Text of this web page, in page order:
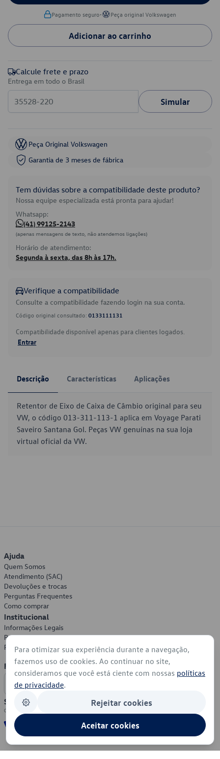
Pagamento seguro• Peça original Volkswagen
Adicionar ao carrinho
Calcule frete e prazo
Entrega em todo o Brasil
Simular
Peça Original Volkswagen
Garantia de 3 meses de fábrica
Tem dúvidas sobre a compatibilidade deste produto?
Nossa equipe especializada está pronta para ajudar!
Whatsapp:
(41) 99125-2143
(apenas mensagens de texto, não atendemos ligações)
Horário de atendimento:
Segunda à sexta, das 8h às 17h.
Verifique a compatibilidade
Consulte a compatibilidade fazendo login na sua conta.
Código original consultado: 0133111131
Compatibilidade disponível apenas para clientes logados.
Entrar
Descrição Características Aplicações
Retentor de Eixo de Caixa de Câmbio original para seu
VW, o código 013-311-113-1 aplica em Voyage Parati
Saveiro Santana Gol. Peças VW genuínas na sua loja
virtual oficial da VW.
Ajuda
Quem Somos
Atendimento (SAC)
Devoluções e trocas
Perguntas Frequentes
Como comprar
Institucional
Informações Legais
Política de Privacidade
Política de Cookies
Formas de Pagamento
Segurança
Para otimizar sua experiência durante a navegação,
fazemos uso de cookies. Ao continuar no site,
consideramos que você está ciente com nossas políticas
de privacidade.
Rejeitar cookies
Aceitar cookies